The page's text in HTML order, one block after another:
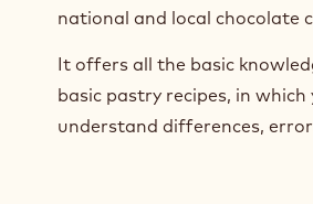
national and local chocolate
It offers all the basic
basic pastry recipes, in
understand differences,